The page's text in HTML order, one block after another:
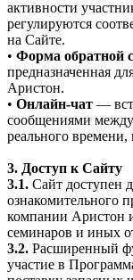
активности
регулируются
на Сайте.
• Форма обратной
предназначенная
Аристон.
• Онлайн-чат —
сообщениями
реального
3. Доступ к Сайту
3.1. Сайт доступен
ознакомительного
компании Аристон
семинаров и иных
3.2. Расширенный
участие в